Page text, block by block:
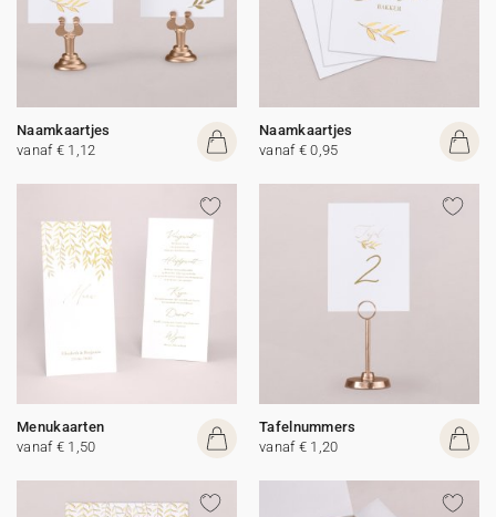
Naamkaartjes
vanaf € 1,12
Naamkaartjes
vanaf € 0,95
Menukaarten
vanaf € 1,50
Tafelnummers
vanaf € 1,20